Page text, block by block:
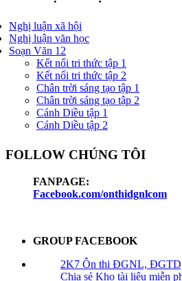
Nghị luận xã hội
Nghị luận văn học
Soạn Văn 12
Kết nối tri thức tập 1
Kết nối tri thức tập 2
Chân trời sáng tạo tập 1
Chân trời sáng tạo tập 2
Cánh Diều tập 1
Cánh Diều tập 2
FOLLOW CHÚNG TÔI
FANPAGE:
Facebook.com/onthidgnlcom
GROUP FACEBOOK
2K7 Ôn thi ĐGNL,
Chia sẻ Kho tài liệu miễn